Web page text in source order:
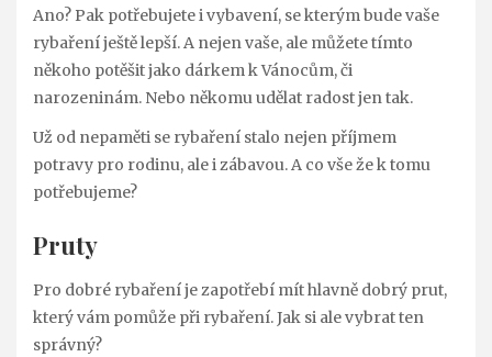
Ano? Pak potřebujete i vybavení, se kterým bude vaše
rybaření ještě lepší. A nejen vaše, ale můžete tímto
někoho potěšit jako dárkem k Vánocům, či
narozeninám. Nebo někomu udělat radost jen tak.
Už od nepaměti se rybaření stalo nejen příjmem
potravy pro rodinu, ale i zábavou. A co vše že k tomu
potřebujeme?
Pruty
Pro dobré rybaření je zapotřebí mít hlavně dobrý prut,
který vám pomůže při rybaření. Jak si ale vybrat ten
správný?